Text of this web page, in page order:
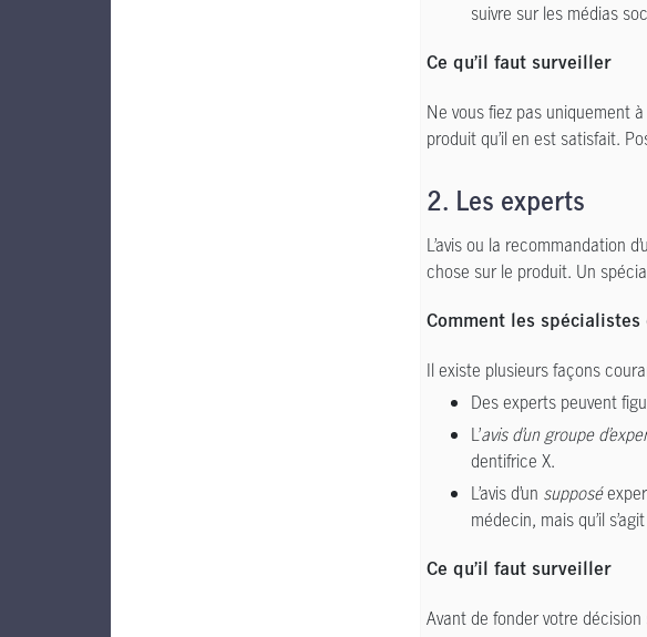
suivre sur les médias
Ce qu’il faut surveiller
Ne vous fiez pas uniquement
produit qu’il en est satisfait.
2. Les experts
L’avis ou la recommandation
chose sur le produit. Un
Comment les
Il existe plusieurs façons
Des experts peuvent
L’avis d’un groupe
dentifrice X.
L’avis d’un supposé
médecin, mais qu’il
Ce qu’il faut surveiller
Avant de fonder votre décision